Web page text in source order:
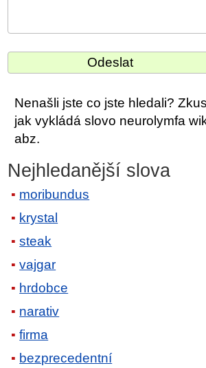
Nenašli jste co jste hledali?
jak vykládá slovo neurolymfa
abz.
Nejhledanější slova
moribundus
krystal
steak
vajgar
hrdobce
narativ
firma
bezprecedentní